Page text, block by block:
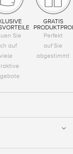
Sie
auf
viele
GRATIS
Perfekt
auf Sie
abgestimmt